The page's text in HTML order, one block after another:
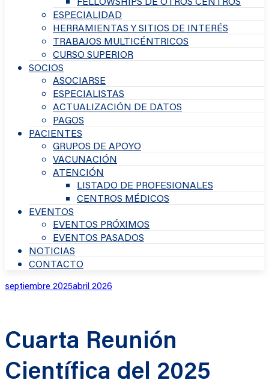
ESPECIALIDAD
HERRAMIENTAS Y SITIOS DE INTERÉS
TRABAJOS MULTICÉNTRICOS
CURSO SUPERIOR
SOCIOS
ASOCIARSE
ESPECIALISTAS
ACTUALIZACIÓN DE DATOS
PAGOS
PACIENTES
GRUPOS DE APOYO
VACUNACIÓN
ATENCIÓN
LISTADO DE PROFESIONALES
CENTROS MÉDICOS
EVENTOS
EVENTOS PRÓXIMOS
EVENTOS PASADOS
NOTICIAS
CONTACTO
Publicado
septiembre 2025abril 2026
Cuarta Reunión
Científica del 2025